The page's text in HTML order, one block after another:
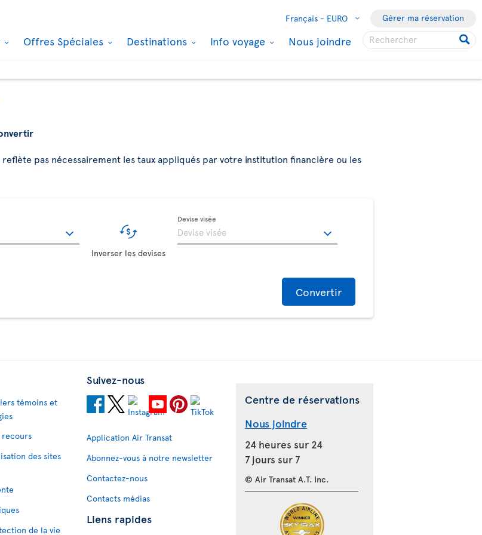
Français - EURO Gérer ma réservation
Offres Spéciales Destinations Info voyage Nous joindre
pas nécessairement les taux appliqués par votre institution financière ou les
Inverser les devises
Devise visée
Convertir
témoins et
des sites
de la vie
Suivez-nous
Application Air Transat
Abonnez-vous à notre newsletter
Contactez-nous
Contacts médias
Liens rapides
Centre de réservations
Nous joindre
24 heures sur 24
7 jours sur 7
© Air Transat A.T. Inc.